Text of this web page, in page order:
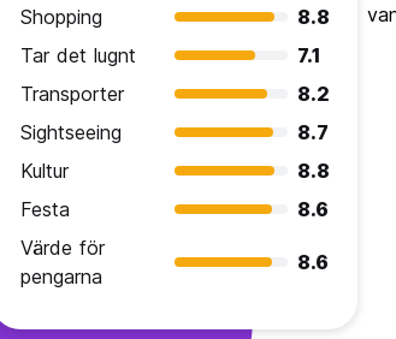
Shopping
8.8
Tar det lugnt
7.1
Transporter
8.2
Sightseeing
8.7
Kultur
8.8
Festa
8.6
Värde för
pengarna
8.6